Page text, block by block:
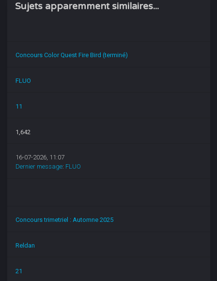
Sujets apparemment similaires...
Concours Color Quest Fire Bird (terminé)
FLUO
11
1,642
16-07-2026, 11:07
Dernier message: FLUO
Concours trimetriel : Automne 2025
Reldan
21